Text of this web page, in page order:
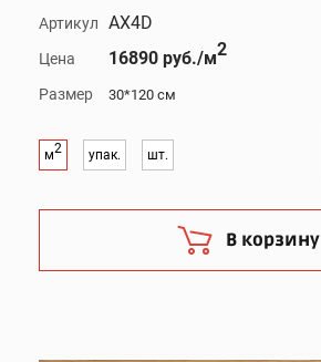
Артикул AX4D
Цена 16890 руб./м2
Размер 30*120 см
м2 упак. шт.
В корзину